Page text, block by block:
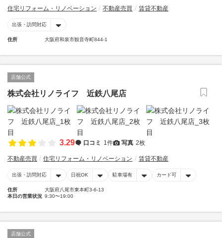
住宅リフォーム・リノベーション 不動産売買 賃貸不動産
出張・訪問対応
住所 大阪府和泉市観音寺町844-1
店舗公式
株式会社リノライフ 近鉄八尾店
3.29 口コミ 1件 写真 2枚
不動産売買 住宅リフォーム・リノベーション 賃貸不動産
出張・訪問対応 日祝OK 駐車場有 カード可
住所
大阪府八尾市東本町3-6-13
本日の営業状況 9:30〜19:00
店舗公式